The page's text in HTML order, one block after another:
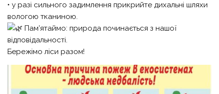
• у разі сильного задимлення прикрийте дихальні шляхи
вологою тканиною.
Пам’ятаймо: природа починається з нашої
відповідальності.
Бережімо ліси разом!